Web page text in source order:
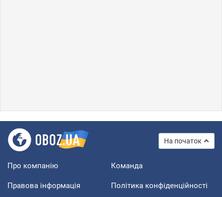
На початок
Про компанію Команда
Правова інформація Політика конфіденційності